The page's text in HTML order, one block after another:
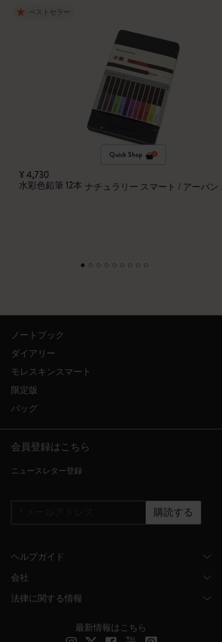
ベストセラー
Quick Shop
¥ 4,730
水彩色鉛筆 12本 ナチュラリー スマート / アーバン
ノートブック
ダイアリー
モレスキンスマート
限定版
バッグ
会員登録はこちら
ニュースレター登録
購読する
ヘルプガイド
会社
法律に関する情報
最新情報はこちら